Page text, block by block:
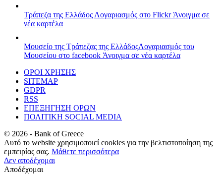
Τράπεζα της Ελλάδος Λογαριασμός στο FlickrΆνοιγμα σε
νέα καρτέλα
Μουσείο της Τράπεζας της ΕλλάδοςΛογαριασμός του
Μουσείου στο facebook Άνοιγμα σε νέα καρτέλα
ΟΡΟΙ ΧΡΗΣΗΣ
SITEMAP
GDPR
RSS
ΕΠΕΞΗΓΗΣΗ ΟΡΩΝ
ΠΟΛΙΤΙΚΗ SOCIAL MEDIA
© 2026 - Bank of Greece
Αυτό το website χρησιμοποιεί cookies για την βελτιστοποίηση της
εμπειρίας σας. Μάθετε περισσότερα
Δεν αποδέχομαι
Αποδέχομαι